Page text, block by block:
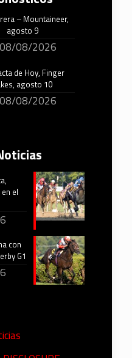
– Mountaineer,
agosto 9
08/08/2026
de Hoy, Finger
agosto 10
08/08/2026
el
con
G1